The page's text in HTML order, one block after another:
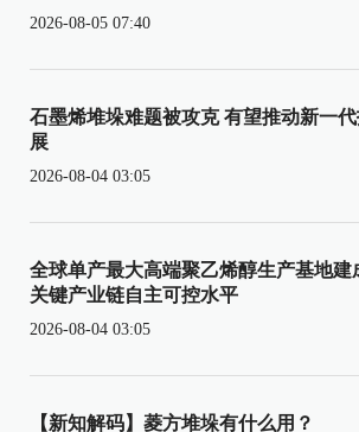
2026-08-05 07:40
石墨烯堆垛难题被攻克 有望推动新一
展
2026-08-04 03:05
全球单产最大高端聚乙烯醇生产基地建
关键产业链自主可控水平
2026-08-04 03:05
【新知解码】菱方堆垛有什么用？